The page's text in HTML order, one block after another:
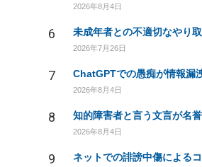
2026年8月4日
6
2026年7月26日
7
2026年8月4日
8
2026年8月4日
9